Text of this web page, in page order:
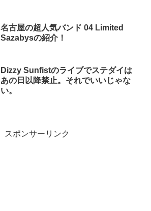
名古屋の超人気バンド 04 Limited
Sazabysの紹介！
Dizzy Sunfistのライブでステダイは
あの日以降禁止。それでいいじゃな
い。
スポンサーリンク